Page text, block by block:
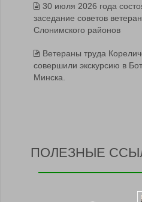
30 июля 2026 года
заседание советов
Слонимского районов
Ветераны труда
совершили экскурсию в
Минска.
ПОЛЕЗНЫЕ